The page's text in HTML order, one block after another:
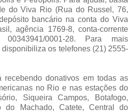
do Viva Rio (Rua do Russel, 76,
bancário na conta do Viva
agência 1769-8, conta-corrente
0001-28. Para mais
os telefones (21) 2555-
recebendo donativos em todas as
no Rio e nas estações do
Siqueira Campos, Botafogo,
do Machado, Catete, Central do